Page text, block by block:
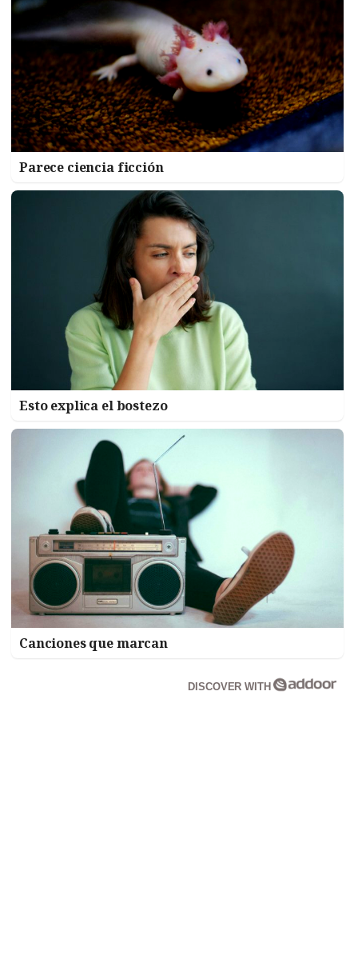
Parece ciencia ficción
Esto explica el bostezo
Canciones que marcan
DISCOVER WITH